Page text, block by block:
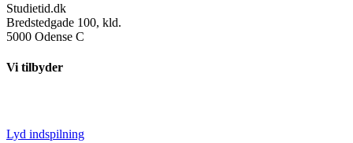
Studietid.dk
Bredstedgade 100, kld.
5000 Odense C
Vi tilbyder
Lyd indspilning